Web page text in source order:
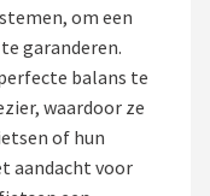
om een
garanderen.
balans te
waardoor ze
of hun
aandacht voor